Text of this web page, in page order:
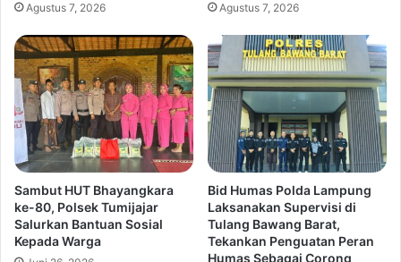
Agustus 7, 2026 Agustus 7, 2026
Sambut HUT Bhayangkara
ke-80, Polsek Tumijajar
Salurkan Bantuan Sosial
Kepada Warga
Bid Humas Polda Lampung
Laksanakan Supervisi di
Tulang Bawang Barat,
Tekankan Penguatan Peran
Humas Sebagai Corong